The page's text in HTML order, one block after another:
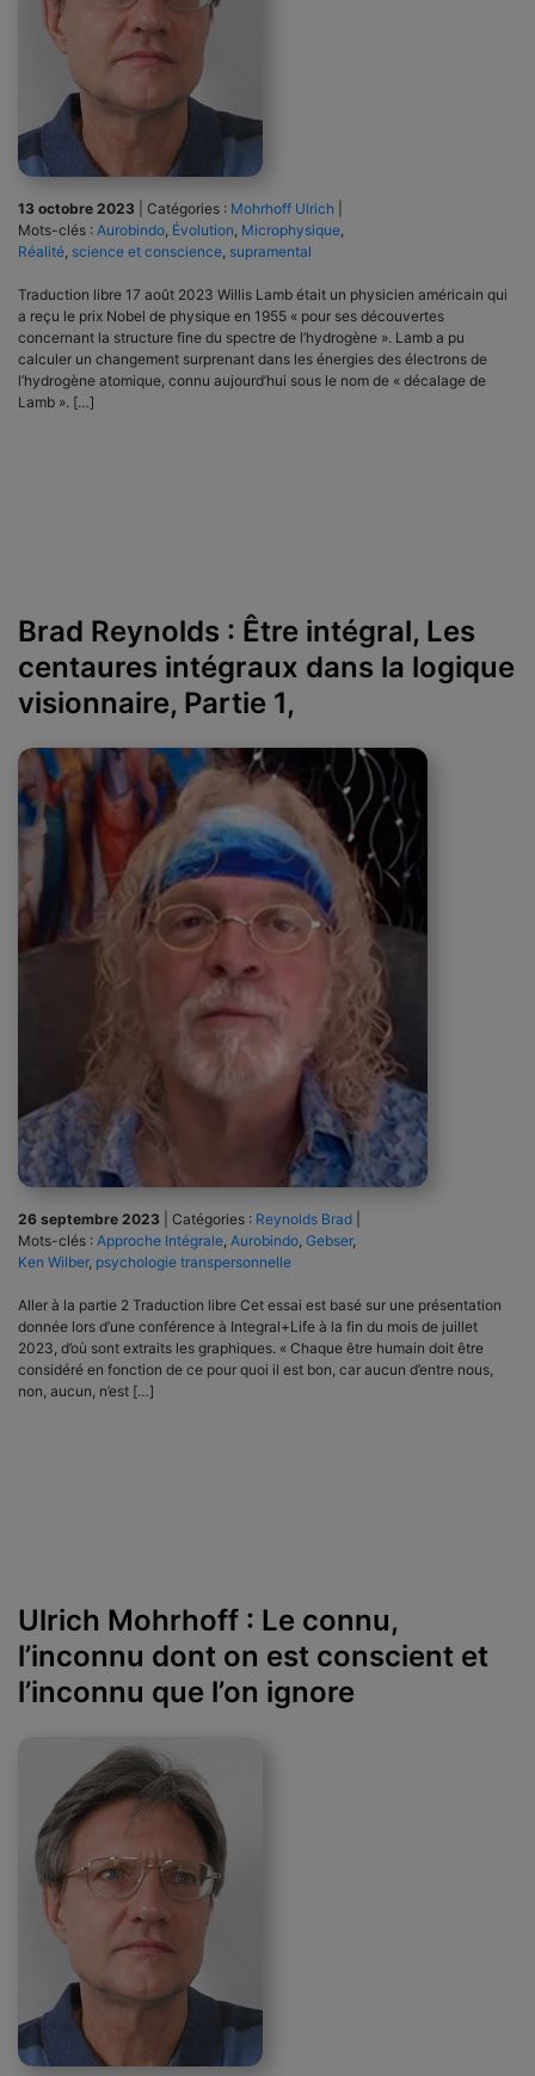
13 octobre 2023 Catégories : Mohrhoff Ulrich
Mots-clés : Aurobindo Évolution Microphysique
Réalité science et conscience supramental
Traduction libre 17 août 2023 Willis Lamb était un physicien américain qui
a reçu le prix Nobel de physique en 1955 « pour ses découvertes
concernant la structure fine du spectre de l’hydrogène ». Lamb a pu
calculer un changement surprenant dans les énergies des électrons de
l’hydrogène atomique, connu aujourd’hui sous le nom de « décalage de
Lamb ». […]
Brad Reynolds : Être intégral, Les
centaures intégraux dans la logique
visionnaire, Partie 1,
26 septembre 2023 Catégories : Reynolds Brad
Mots-clés : Approche Intégrale, Aurobindo, Gebser,
Ken Wilber, psychologie transpersonnelle
Aller à la partie 2 Traduction libre Cet essai est basé sur une présentation
donnée lors d’une conférence à Integral+Life à la fin du mois de juillet
2023, d’où sont extraits les graphiques. « Chaque être humain doit être
considéré en fonction de ce pour quoi il est bon, car aucun d’entre nous,
non, aucun, n’est […]
Ulrich Mohrhoff : Le connu,
l’inconnu dont on est conscient et
l’inconnu que l’on ignore